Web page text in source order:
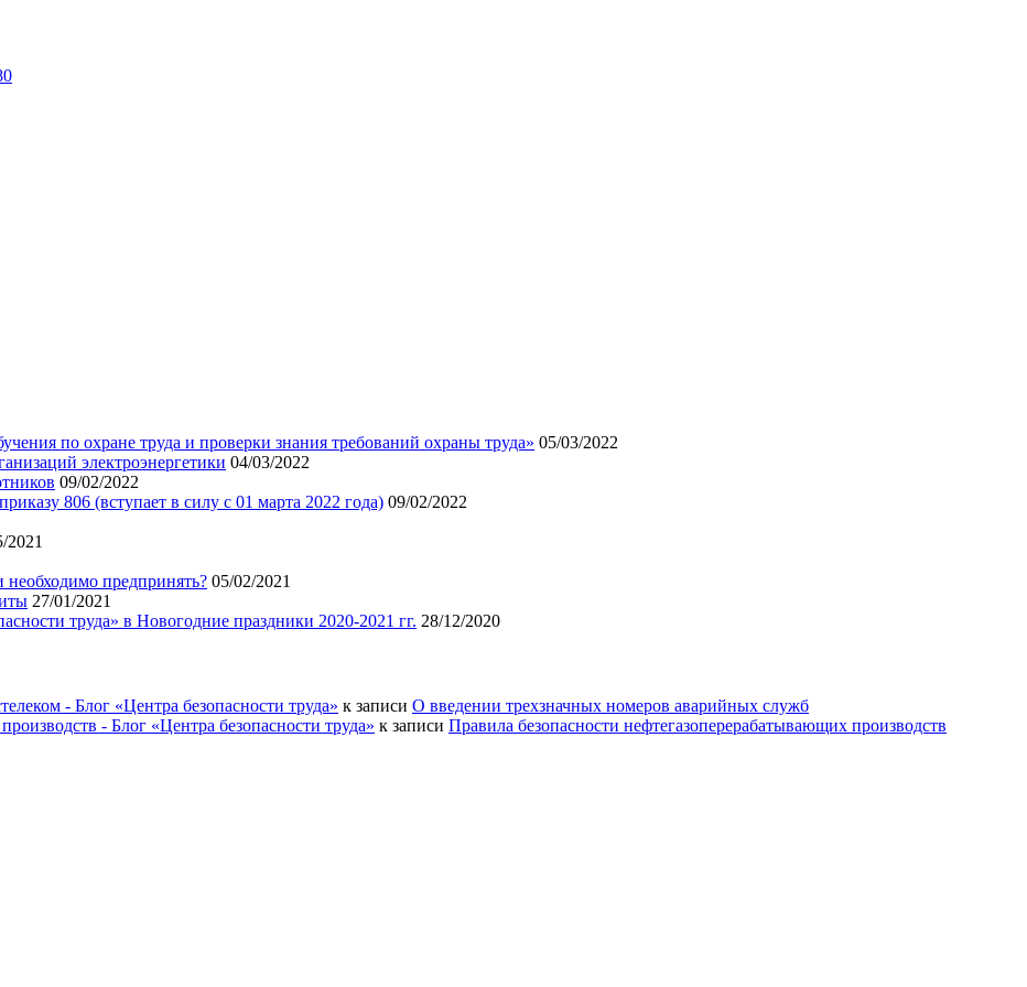
по охране труда и проверки знания требований охраны труда» 05/03/2022
электроэнергетики 04/03/2022
09/02/2022
806 (вступает в силу с 01 марта 2022 года) 09/02/2022
2021
предпринять? 05/02/2021
27/01/2021
труда» в Новогодние праздники 2020-2021 гг. 28/12/2020
- Блог «Центра безопасности труда» к записи О введении трехзначных номеров аварийных служб
- Блог «Центра безопасности труда» к записи Правила безопасности нефтегазоперерабатывающих производств